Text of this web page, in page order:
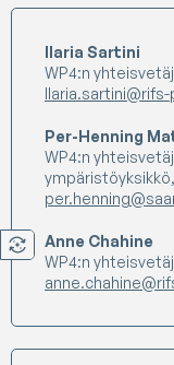
Ilaria Sartini
WP4:n
Per-Henning
WP4:n
Anne Chahine
WP4:n